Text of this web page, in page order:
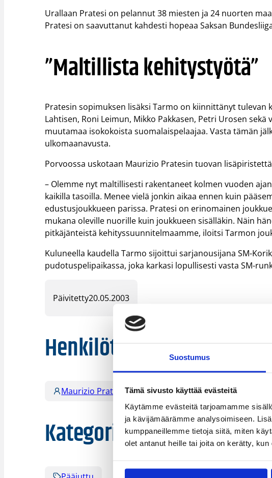
Suostumus
Tämä sivusto käyttää evästeitä
Käytämme evästeitä tarjoamamme
ja kävijämäärämme analysoimiseen.
kumppaneillemme tietoja siitä, miten
olet antanut heille tai joita on kerätty,
Urallaan Pratesi on pelannut 38 miesten ja 24 nuorten
Pratesi on saavuttanut kahdesti hopeaa Saksan
”Maltillista kehitystyötä”
Pratesin sopimuksen lisäksi Tarmo on kiinnittänyt tulevan
Lahtisen, Roni Leimun, Mikko Pakkasen, Petri Urosen
muutamaa isokokoista suomalaispelaajaa. Vasta tämän
ulkomaanavusta.
Porvoossa uskotaan Maurizio Pratesin tuovan
– Olemme nyt maltillisesti rakentaneet kolmen vuoden
kaikilla tasoilla. Menee vielä jonkin aikaa ennen kuin
edustusjoukkueen parissa. Pratesi on erinomainen
mukana oleville nuorille kuin joukkueen sisälläkin. Näin
pitkäjänteistä kehityssuunnitelmaamme, iloitsi Tarmon
Kuluneella kaudella Tarmo sijoittui sarjanousijana SM-
pudotuspelipaikassa, joka karkasi lopullisesti vasta SM-
Päivitetty20.05.2003
Henkilöt
Maurizio Pratesi Mikko Hirvonen
Kategoriat